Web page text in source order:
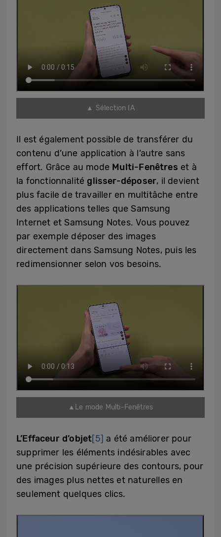
▲ Sélection IA
Il est également possible de transférer du
contenu d’une application à l’autre sans
effort. Grâce au mode Multi-Fenêtres et à
la fonctionnalité glisser-déposer, il devient
plus facile de travailler en multitâche entre
des applications telles que Samsung
Internet et Samsung Notes. Vous pouvez
par exemple déposer des images
directement dans Samsung Notes, puis les
redimensionner selon vos besoins.
▲Le mode Multi-Fenêtres
L’Effaceur d’objet[5] a été améliorer pour
supprimer les éléments indésirables avec
une précision supérieure des contours, pour
des images plus nettes et naturelles en
seulement quelques clics.